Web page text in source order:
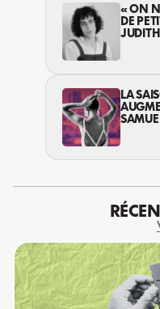
« ON
DE
AVEC
JUDITH
LA